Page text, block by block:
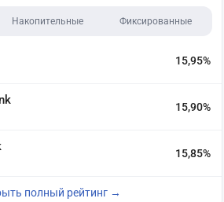
Накопительные Фиксированные
15,95%
15,90%
15,85%
полный рейтинг →